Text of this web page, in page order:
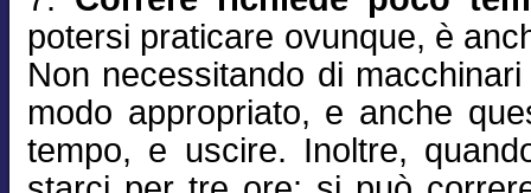
potersi praticare ovunque, è
Non necessitando di
modo appropriato, e anche
tempo, e uscire. Inoltre,